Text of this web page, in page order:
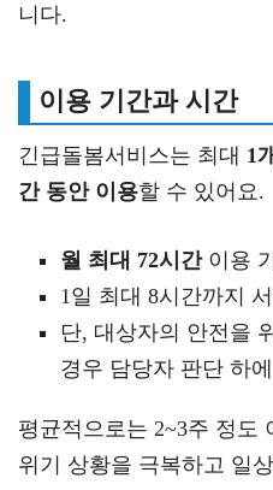
니다.
이용 기간과 시간
긴급돌봄서비스는 최대 1
간 동안 이용할 수 있어요.
월 최대 72시간이용
1일 최대 8시간까지
단, 대상자의 안전을
경우 담당자 판단 하
평균적으로는 2~3주 정도
위기 상황을 극복하고 일